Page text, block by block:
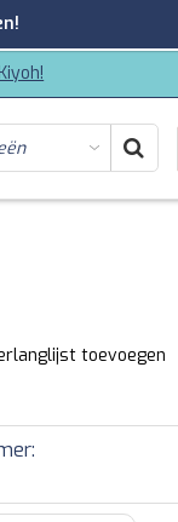
toevoegen